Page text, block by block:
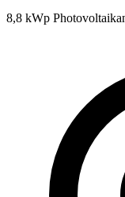
8,8 kWp